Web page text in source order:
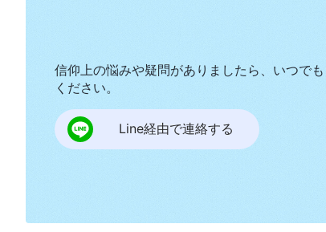
たのだ。人間は観念と好奇心に満ちている。誰が
う。しかし、人間の心に確かな位置を占めるのは
明に告げなければ、誰が気づくだろう。わたしが
に疑いの影もなく。人間の心にある「わたし」と
つの違いを述べることができない。わたしが
ようになったとしても、そうした認識は観念的な
人間の流れの中を歩き、毎日、すべての人の中で
肉とわたしが実際に人間の間にいることとは、
は、多くの人がわたしを善であるとしてたたえ、
なぜわたしは、あなたがたがわたしを知るように
いのだろうか。わたしは、人間にわたしをたたえ
しを愛するようにさせ、そうしてわたしをたたえ
言葉ではない。そのようなたたえだけが、わたし
られたから、人間は観念的思考に囚われてしまっ
人間の考えを引き裂くために受肉したのだ。その
たしに仕えることをしなくなる。そうして、人間
とき、わたしはまず、この段階の働きをはじめ、
『神の
信仰上の悩みや疑問がありましたら、いつで
ください。
Line経由で連絡する